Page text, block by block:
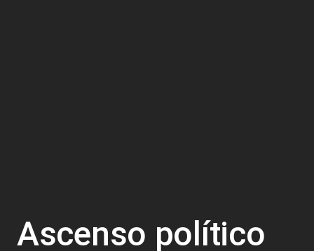
Ascenso político